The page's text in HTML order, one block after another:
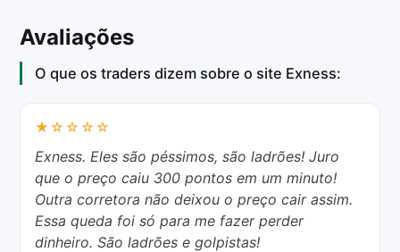
Avaliações
O que os traders dizem sobre o site Exness:
★☆☆☆☆
Exness. Eles são péssimos, são ladrões! Juro
que o preço caiu 300 pontos em um minuto!
Outra corretora não deixou o preço cair assim.
Essa queda foi só para me fazer perder
dinheiro. São ladrões e golpistas!